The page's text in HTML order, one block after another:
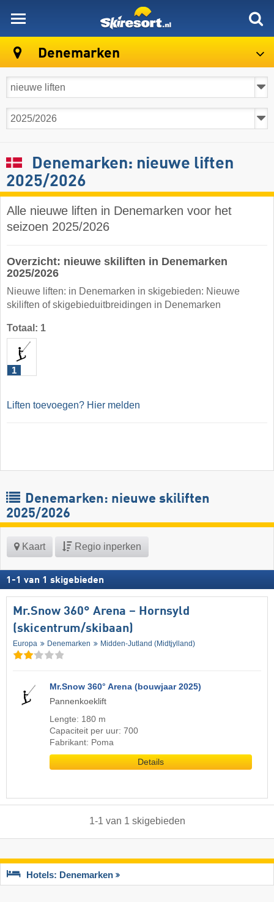
Denemarken
Denemarken: nieuwe liften
2025/2026
Alle nieuwe liften in Denemarken voor het
seizoen 2025/2026
Overzicht: nieuwe skiliften in Denemarken
2025/2026
Nieuwe liften: in Denemarken in skigebieden: Nieuwe
skiliften of skigebieduitbreidingen in Denemarken
Totaal: 1
1
Liften toevoegen? Hier melden
Denemarken: nieuwe skiliften
2025/2026
Kaart Regio inperken
1 -1 van 1 skigebieden
Mr.Snow 360° Arena – Hornsyld
(skicentrum/skibaan)
Europa Denemarken Midden-Jutland (Midtjylland)
Mr.Snow 360° Arena (bouwjaar 2025)
Pannenkoeklift
Lengte: 180 m
Capaciteit per uur: 700
Fabrikant: Poma
Details
1-1 van 1 skigebieden
Hotels: Denemarken